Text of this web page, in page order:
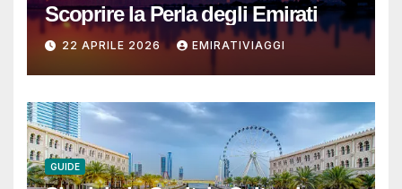
Scoprire la Perla degli Emirati
22 APRILE 2026 EMIRATIVIAGGI
GUIDE